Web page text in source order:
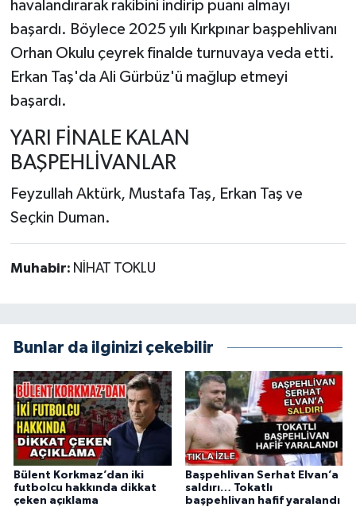
havalandırarak rakibini indirip puanı almayı
başardı. Böylece 2025 yılı Kırkpınar başpehlivanı
Orhan Okulu çeyrek finalde turnuvaya veda etti.
Erkan Taş'da Ali Gürbüz'ü mağlup etmeyi
başardı.
YARI FİNALE KALAN
BAŞPEHLİVANLAR
Feyzullah Aktürk, Mustafa Taş, Erkan Taş ve
Seçkin Duman.
Muhabir: NİHAT TOKLU
Bunlar da ilginizi çekebilir
Bülent Korkmaz’dan iki
futbolcu hakkında dikkat
çeken açıklama
Başpehlivan Serhat Elvan’a
saldırı… Tokatlı
başpehlivan hafif yaralandı